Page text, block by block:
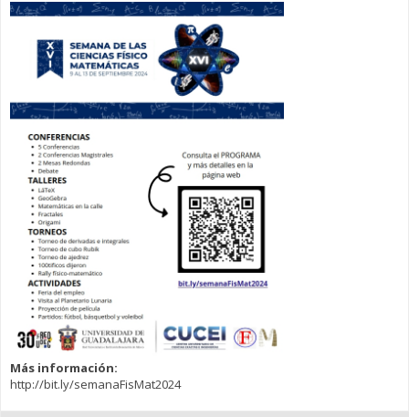
Más información:
http://bit.ly/semanaFisMat2024